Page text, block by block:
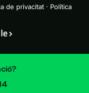
de privacitat · Política